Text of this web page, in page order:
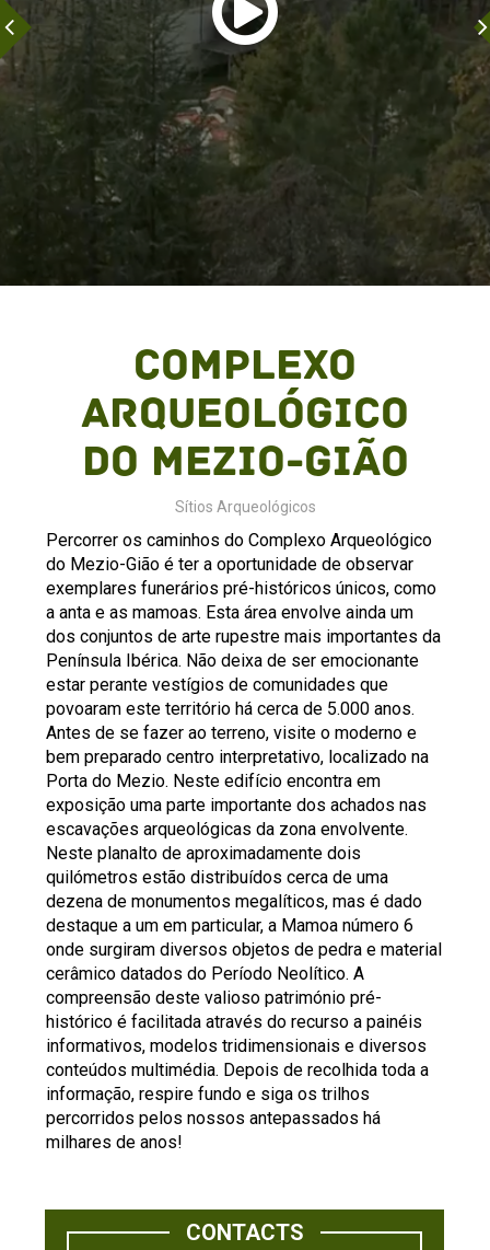
Complexo
Arqueológico
do Mezio-Gião
Sítios Arqueológicos
Percorrer os caminhos do Complexo Arqueológico
do Mezio-Gião é ter a oportunidade de observar
exemplares funerários pré-históricos únicos, como
a anta e as mamoas. Esta área envolve ainda um
dos conjuntos de arte rupestre mais importantes da
Península Ibérica. Não deixa de ser emocionante
estar perante vestígios de comunidades que
povoaram este território há cerca de 5.000 anos.
Antes de se fazer ao terreno, visite o moderno e
bem preparado centro interpretativo, localizado na
Porta do Mezio. Neste edifício encontra em
exposição uma parte importante dos achados nas
escavações arqueológicas da zona envolvente.
Neste planalto de aproximadamente dois
quilómetros estão distribuídos cerca de uma
dezena de monumentos megalíticos, mas é dado
destaque a um em particular, a Mamoa número 6
onde surgiram diversos objetos de pedra e material
cerâmico datados do Período Neolítico. A
compreensão deste valioso património pré-
histórico é facilitada através do recurso a painéis
informativos, modelos tridimensionais e diversos
conteúdos multimédia. Depois de recolhida toda a
informação, respire fundo e siga os trilhos
percorridos pelos nossos antepassados há
milhares de anos!
CONTACTS